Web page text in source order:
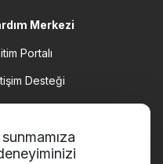
Merkezi
Portalı
Desteği
Şartları
ödeme politikası